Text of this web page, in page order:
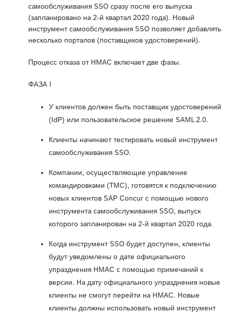
самообслуживания SSO сразу после его выпуска
(запланировано на 2-й квартал 2020 года). Новый
инструмент самообслуживания SSO позволяет добавлять
несколько порталов (поставщиков удостоверений).
Процесс отказа от HMAC включает две фазы.
ФАЗА I
У клиентов должен быть поставщик удостоверений
(IdP) или пользовательское решение SAML 2.0.
Клиенты начинают тестировать новый инструмент
самообслуживания SSO.
Компании, осуществляющие управление
командировками (TMC), готовятся к подключению
новых клиентов SAP Concur с помощью нового
инструмента самообслуживания SSO, выпуск
которого запланирован на 2-й квартал 2020 года.
Когда инструмент SSO будет доступен, клиенты
будут уведомлены о дате официального
упразднения HMAC с помощью примечаний к
версии. На дату официального упразднения новые
клиенты не смогут перейти на HMAC. Новые
клиенты должны использовать новый инструмент